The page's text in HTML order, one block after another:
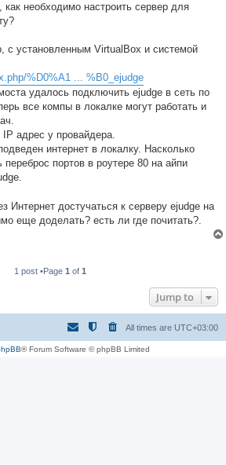
необходимо настроить сервер для
с установленным VirtualBox и системой
%D0%A1 ... %B0_ejudge
удалось подключить ejudge в сеть по
все компы в локалке могут работать и
IP адрес у провайдера.
интернет в локалку. Насколько
портов в роутере 80 на айпи
Интернет достучаться к серверу ejudge на
еще доделать? есть ли где почитать?.
1 post •Page 1 of 1
Jump to
All times are UTC+03:00
® Forum Software © phpBB Limited